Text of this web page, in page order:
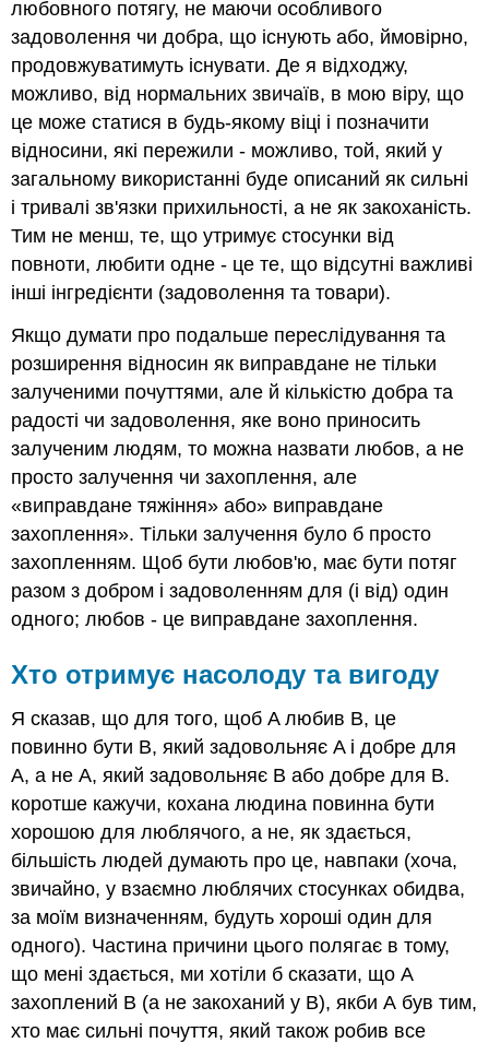
любовного потягу, не маючи особливого
задоволення чи добра, що існують або, ймовірно,
продовжуватимуть існувати. Де я відходжу,
можливо, від нормальних звичаїв, в мою віру, що
це може статися в будь-якому віці і позначити
відносини, які пережили - можливо, той, який у
загальному використанні буде описаний як сильні
і тривалі зв'язки прихильності, а не як закоханість.
Тим не менш, те, що утримує стосунки від
повноти, любити одне - це те, що відсутні важливі
інші інгредієнти (задоволення та товари).
Якщо думати про подальше переслідування та
розширення відносин як виправдане не тільки
залученими почуттями, але й кількістю добра та
радості чи задоволення, яке воно приносить
залученим людям, то можна назвати любов, а не
просто залучення чи захоплення, але
«виправдане тяжіння» або» виправдане
захоплення». Тільки залучення було б просто
захопленням. Щоб бути любов'ю, має бути потяг
разом з добром і задоволенням для (і від) один
одного; любов - це виправдане захоплення.
Хто отримує насолоду та вигоду
Я сказав, що для того, щоб A любив B, це
повинно бути B, який задовольняє A і добре для
A, а не A, який задовольняє B або добре для B.
коротше кажучи, кохана людина повинна бути
хорошою для люблячого, а не, як здається,
більшість людей думають про це, навпаки (хоча,
звичайно, у взаємно люблячих стосунках обидва,
за моїм визначенням, будуть хороші один для
одного). Частина причини цього полягає в тому,
що мені здається, ми хотіли б сказати, що A
захоплений B (а не закоханий у B), якби А був тим,
хто має сильні почуття, який також робив все